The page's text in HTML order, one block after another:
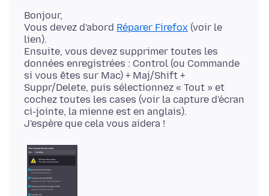
Bonjour,
Vous devez d'abord Réparer Firefox (voir le
lien).
Ensuite, vous devez supprimer toutes les
données enregistrées : Control (ou Commande
si vous êtes sur Mac) + Maj/Shift +
Suppr/Delete, puis sélectionnez « Tout » et
cochez toutes les cases (voir la capture d'écran
ci-jointe, la mienne est en anglais).